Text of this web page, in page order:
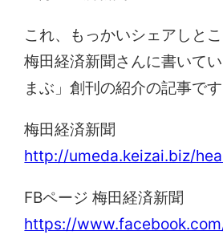
これ、もっかいシェアしとこ
梅田経済新聞さんに書いて
まぶ」創刊の紹介の記事です
梅田経済新聞
http://umeda.keizai.biz/
FBページ 梅田経済新聞
https://